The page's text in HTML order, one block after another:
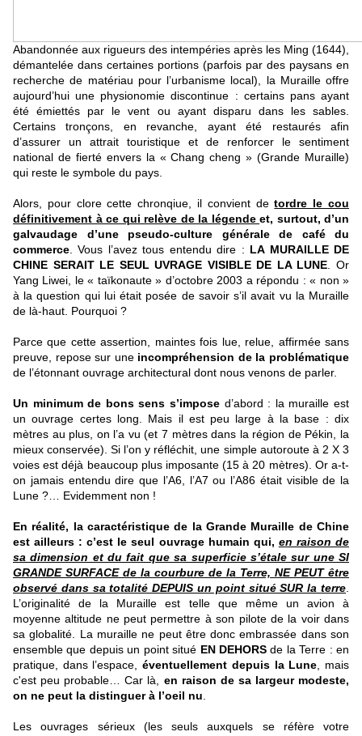
Abandonnée aux rigueurs des intempéries après les Ming (1644),
démantelée dans certaines portions (parfois par des paysans en
recherche de matériau pour l’urbanisme local), la Muraille offre
aujourd’hui une physionomie discontinue : certains pans ayant
été émiettés par le vent ou ayant disparu dans les sables.
Certains tronçons, en revanche, ayant été restaurés afin
d’assurer un attrait touristique et de renforcer le sentiment
national de fierté envers la « Chang cheng » (Grande Muraille)
qui reste le symbole du pays.
Alors, pour clore cette chronqiue, il convient detordre le cou
définitivement à ce qui relève de la légende et, surtout, d’un
galvaudage d’une pseudo-culture générale de café du
commerce . Vous l’avez tous entendu dire : LA MURAILLE DE
CHINE SERAIT LE SEUL UVRAGE VISIBLE DE LA LUNE . Or
Yang Liwei, le « taïkonaute » d’octobre 2003 a répondu : « non »
à la question qui lui était posée de savoir s’il avait vu la Muraille
de là-haut. Pourquoi ?
Parce que cette assertion, maintes fois lue, relue, affirmée sans
preuve, repose sur une incompréhension de la problématique
de l’étonnant ouvrage architectural dont nous venons de parler.
Un minimum de bons sens s’impose d’abord : la muraille est
un ouvrage certes long. Mais il est peu large à la base : dix
mètres au plus, on l’a vu (et 7 mètres dans la région de Pékin, la
mieux conservée). Si l’on y réfléchit, une simple autoroute à 2 X 3
voies est déjà beaucoup plus imposante (15 à 20 mètres). Or a-t-
on jamais entendu dire que l’A6, l’A7 ou l’A86 était visible de la
Lune ?… Evidemment non !
En réalité, la caractéristique de la Grande Muraille de Chine
est ailleurs : c’est le seul ouvrage humain qui, en raison de
sa dimension et du fait que sa superficie s’étale sur une SI
GRANDE SURFACE de la courbure de la Terre, NE PEUT être
observé dans sa totalité DEPUIS un point situé SUR la terre
L’originalité de la Muraille est telle que même un avion à
moyenne altitude ne peut permettre à son pilote de la voir dans
sa globalité. La muraille ne peut être donc embrassée dans son
ensemble que depuis un point situé EN DEHORSde la Terre : en
pratique, dans l’espace,éventuellement depuis la Lune , mais
c'est peu probable… Car là, en raison de sa largeur modeste,
on ne peut la distinguer à l’oeil nu
Les ouvrages sérieux (les seuls auxquels se réfère votre